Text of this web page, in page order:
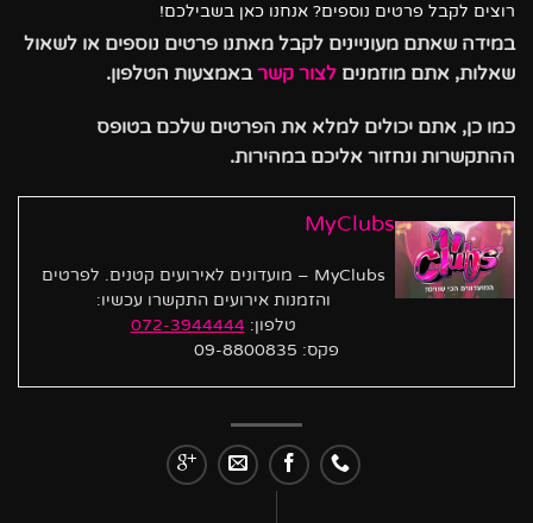
רוצים לקבל פרטים נוספים? אנחנו כאן בשבילכם!
במידה שאתם מעוניינים לקבל מאתנו פרטים נוספים או לשאול
שאלות, אתם מוזמנים לצור קשרבאמצעות הטלפון.
כמו כן, אתם יכולים למלא את הפרטים שלכם בטופס
ההתקשרות ונחזור אליכם במהירות.
MyClubs
MyClubs – מועדונים לאירועים קטנים. לפרטים
והזמנות אירועים התקשרו עכשיו:
טלפון:072-3944444
פקס: 09-8800835